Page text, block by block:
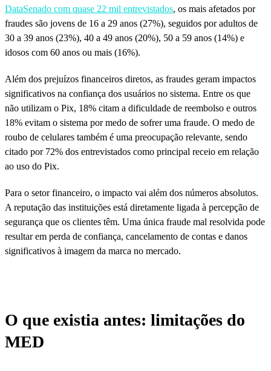
DataSenado com quase 22 mil entrevistados, os mais afetados por
fraudes são jovens de 16 a 29 anos (27%), seguidos por adultos de
30 a 39 anos (23%), 40 a 49 anos (20%), 50 a 59 anos (14%) e
idosos com 60 anos ou mais (16%).
Além dos prejuízos financeiros diretos, as fraudes geram impactos
significativos na confiança dos usuários no sistema. Entre os que
não utilizam o Pix, 18% citam a dificuldade de reembolso e outros
18% evitam o sistema por medo de sofrer uma fraude. O medo de
roubo de celulares também é uma preocupação relevante, sendo
citado por 72% dos entrevistados como principal receio em relação
ao uso do Pix.
Para o setor financeiro, o impacto vai além dos números absolutos.
A reputação das instituições está diretamente ligada à percepção de
segurança que os clientes têm. Uma única fraude mal resolvida pode
resultar em perda de confiança, cancelamento de contas e danos
significativos à imagem da marca no mercado.
O que existia antes: limitações do
MED